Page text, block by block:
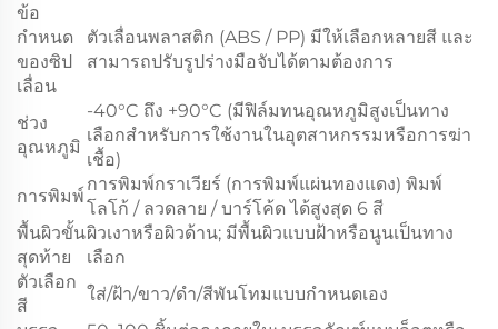
ข้อ
กำหนด
ของซิป
เลื่อน
ตัวเลื่อนพลาสติก (ABS / PP) มีให้เลือกหลายสี และ
สามารถปรับรูปร่างมือจับได้ตามต้องการ
ช่วง
อุณหภูมิ
-40°C ถึง +90°C (มีฟิล์มทนอุณหภูมิสูงเป็นทาง
เลือกสำหรับการใช้งานในอุตสาหกรรมหรือการฆ่า
เชื้อ)
การพิมพ์
การพิมพ์กราเวียร์ (การพิมพ์แผ่นทองแดง) พิมพ์
โลโก้ / ลวดลาย / บาร์โค้ด ได้สูงสุด 6 สี
พื้นผิวขั้น
สุดท้าย
ผิวเงาหรือผิวด้าน; มีพื้นผิวแบบฝ้าหรือนูนเป็นทาง
เลือก
ตัวเลือก
สี
ใส่/ฝ้า/ขาว/ดำ/สีพันโทมแบบกำหนดเอง